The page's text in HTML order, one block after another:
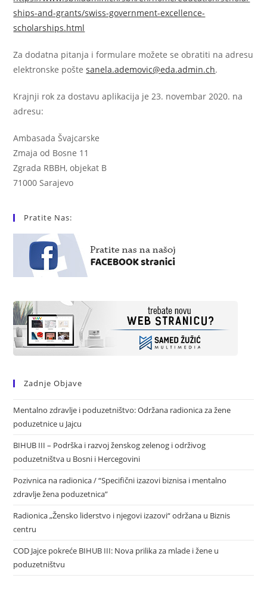
ships-and-grants/swiss-government-excellence-
scholarships.html
Za dodatna pitanja i formulare možete se obratiti na adresu
elektronske poštesanela.ademovic@eda.admin.ch.
Krajnji rok za dostavu aplikacija je 23. novembar 2020. na
adresu:
Ambasada Švajcarske
Zmaja od Bosne 11
Zgrada RBBH, objekat B
71000 Sarajevo
Pratite Nas:
Zadnje Objave
Mentalno zdravlje i poduzetništvo: Održana radionica za žene
poduzetnice u Jajcu
BIHUB III – Podrška i razvoj ženskog zelenog i održivog
poduzetništva u Bosni i Hercegovini
Pozivnica na radionica / “Specifični izazovi biznisa i mentalno
zdravlje žena poduzetnica”
Radionica „Žensko liderstvo i njegovi izazovi“ održana u Biznis
centru
COD Jajce pokreće BIHUB III: Nova prilika za mlade i žene u
poduzetništvu